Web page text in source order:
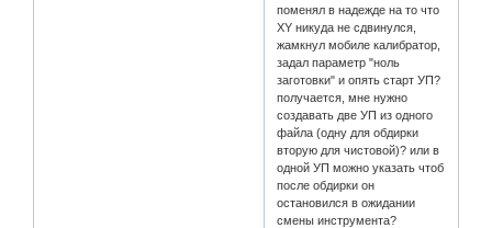
поменял в надежде на то что
XY никуда не сдвинулся,
жамкнул мобиле калибратор,
задал параметр "ноль
заготовки" и опять старт УП?
получается, мне нужно
создавать две УП из одного
файла (одну для обдирки
вторую для чистовой)? или в
одной УП можно указать чтоб
после обдирки он
остановился в ожидании
смены инструмента?